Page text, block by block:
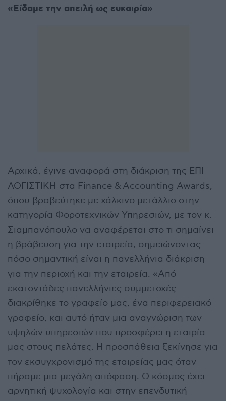
«Είδαμε την απειλή ως ευκαιρία»
Αρχικά, έγινε αναφορά στη διάκριση της ΕΠΙ
ΛΟΓΙΣΤΙΚΗ στα Finance & Accounting Awards,
όπου βραβεύτηκε με χάλκινο μετάλλιο στην
κατηγορία Φοροτεχνικών Υπηρεσιών, με τον κ.
Σιαμπανόπουλο να αναφέρεται στο τι σημαίνει
η βράβευση για την εταιρεία, σημειώνοντας
πόσο σημαντική είναι η πανελλήνια διάκριση
για την περιοχή και την εταιρεία. «Από
εκατοντάδες πανελλήνιες συμμετοχές
διακρίθηκε το γραφείο μας, ένα περιφερειακό
γραφείο, και αυτό ήταν μια αναγνώριση των
υψηλών υπηρεσιών που προσφέρει η εταιρία
μας στους πελάτες. Η προσπάθεια ξεκίνησε για
τον εκσυγχρονισμό της εταιρείας μας όταν
πήραμε μια μεγάλη απόφαση. Ο κόσμος έχει
αρνητική ψυχολογία και στην επενδυτική